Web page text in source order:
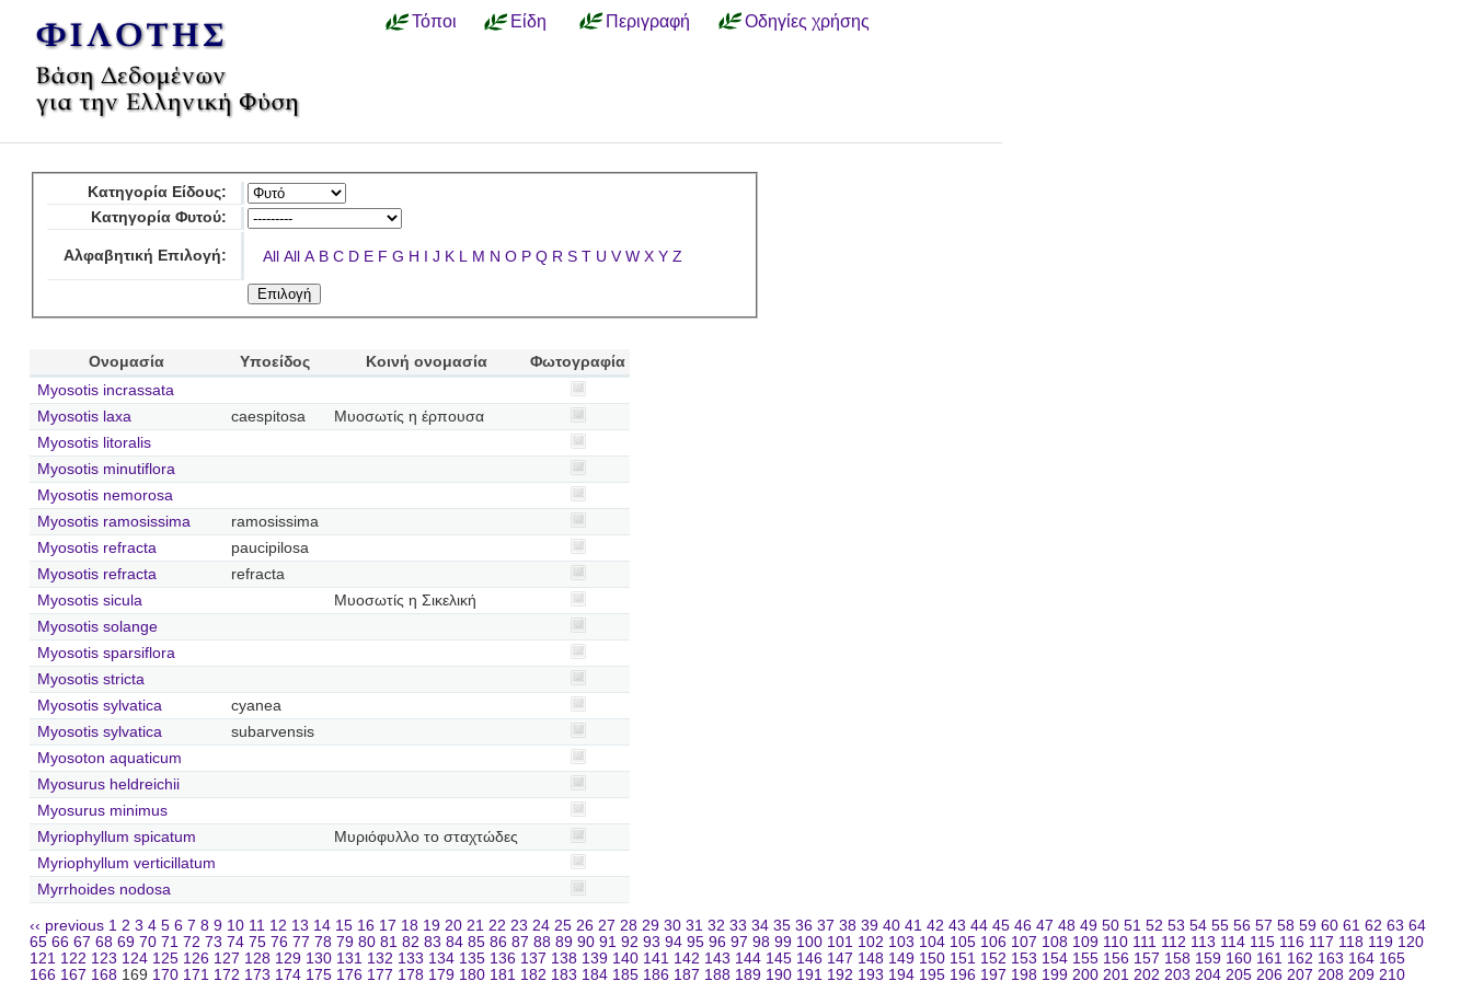
Τόποι Είδη Περιγραφή Οδηγίες χρήσης
Κατηγορία Είδους:
Κατηγορία Φυτού:
Αλφαβητική Επιλογή: All All A B C D E F G H I J K L M N O P Q R S T U V W X Y Z
Ονομασία Υποείδος Κοινή ονομασία
Φωτογραφία
Myosotis incrassata
Myosotis laxa
caespitosa
Μυοσωτίς η έρπουσα
Myosotis litoralis
Myosotis minutiflora
Myosotis nemorosa
Myosotis ramosissima
ramosissima
Myosotis refracta
paucipilosa
Myosotis refracta
refracta
Myosotis sicula
Μυοσωτίς η Σικελική
Myosotis solange
Myosotis sparsiflora
Myosotis stricta
Myosotis sylvatica
cyanea
Myosotis sylvatica
subarvensis
Myosoton aquaticum
Myosurus heldreichii
Myosurus minimus
Myriophyllum spicatum
Μυριόφυλλο το σταχτώδες
Myriophyllum verticillatum
Myrrhoides nodosa
‹‹ previous 1 2 3 4 5 6 7 8 9 10 11 12 13 14 15 16 17 18 19 20 21 22 23 24 25 26 27 28 29 30 31 32 33 34 35 36 37 38 39 40 41 42 43 44 45 46 47 48 49 50 51 52 53 54 55 56 57 58 59 60 61 62 63 64
65 66 67 68 69 70 71 72 73 74 75 76 77 78 79 80 81 82 83 84 85 86 87 88 89 90 91 92 93 94 95 96 97 98 99 100 101 102 103 104 105 106 107 108 109 110 111 112 113 114 115 116 117 118 119 120
121 122 123 124 125 126 127 128 129 130 131 132 133 134 135 136 137 138 139 140 141 142 143 144 145 146 147 148 149 150 151 152 153 154 155 156 157 158 159 160 161 162 163 164 165
166 167 168 169 170 171 172 173 174 175 176 177 178 179 180 181 182 183 184 185 186 187 188 189 190 191 192 193 194 195 196 197 198 199 200 201 202 203 204 205 206 207 208 209 210